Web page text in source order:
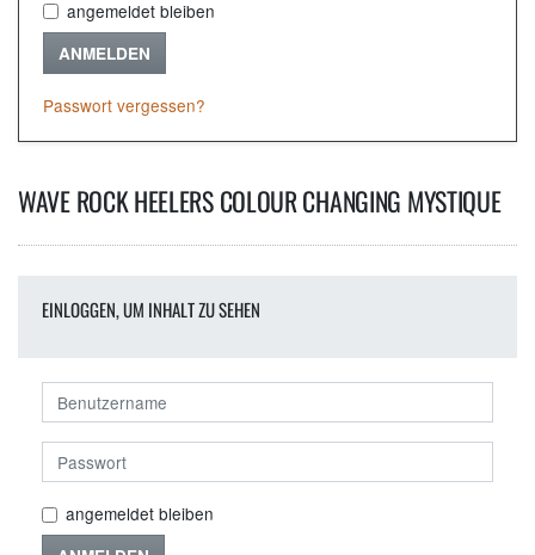
angemeldet bleiben
ANMELDEN
Passwort vergessen?
WAVE ROCK HEELERS COLOUR CHANGING MYSTIQUE
EINLOGGEN, UM INHALT ZU SEHEN
angemeldet bleiben